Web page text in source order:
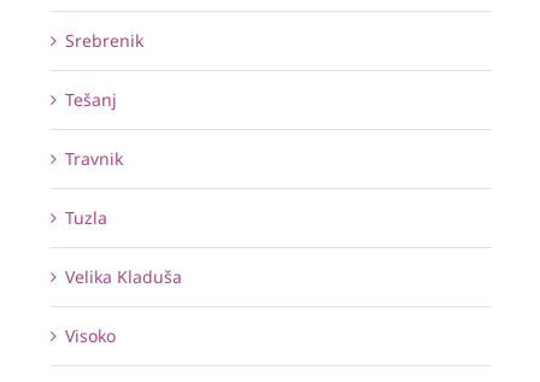
Srebrenik
Tešanj
Travnik
Tuzla
Velika Kladuša
Visoko